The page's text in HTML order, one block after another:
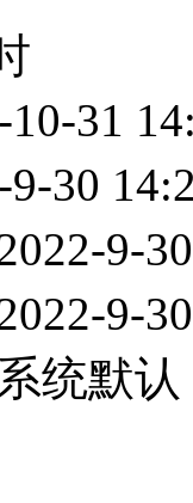
10-31
9-30
9-
9-
统默认